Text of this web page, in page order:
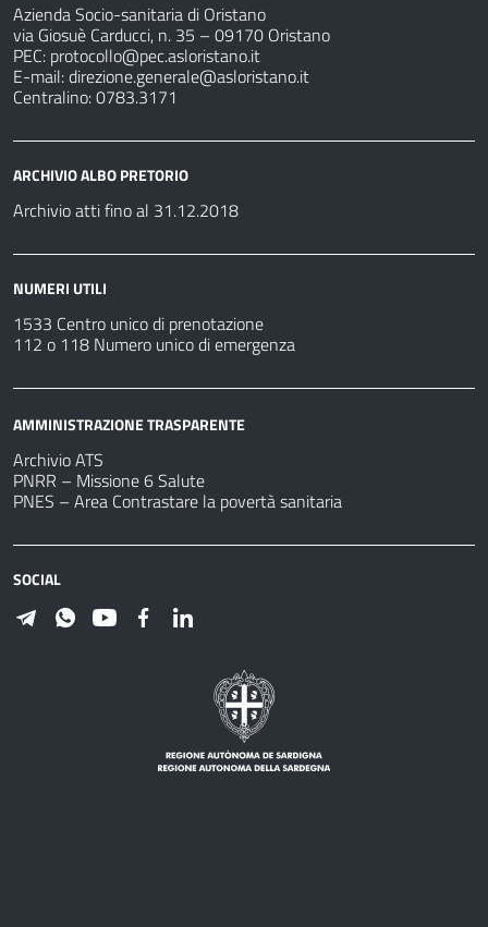
Azienda Socio-sanitaria di Oristano
via Giosuè Carducci, n. 35 – 09170 Oristano
PEC: protocollo@pec.asloristano.it
E-mail:direzione.generale@asloristano.it
Centralino: 0783.3171
ARCHIVIO ALBO PRETORIO
Archivio atti fino al 31.12.2018
NUMERI UTILI
1533 Centro unico di prenotazione
112 o 118 Numero unico di emergenza
AMMINISTRAZIONE TRASPARENTE
Archivio ATS
PNRR – Missione 6 Salute
PNES – Area Contrastare la povertà sanitaria
SOCIAL